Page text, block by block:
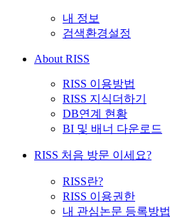
내 정보
검색환경설정
About RISS
RISS 이용방법
RISS 지식더하기
DB연계 현황
BI 및 배너 다운로드
RISS 처음 방문 이세요?
RISS란?
RISS 이용권한
내 관심논문 등록방법